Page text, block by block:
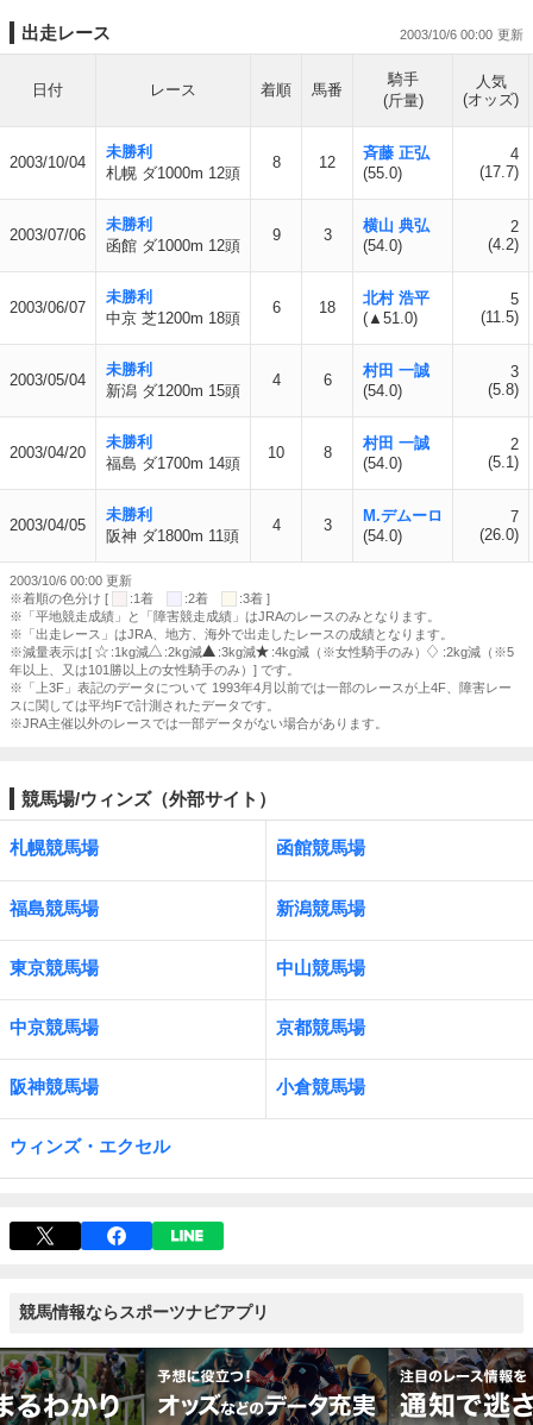
出走レース 2003/10/6 00:00
日付 レース 着順 馬番
騎手
(斤量)
人気
(オッズ)
2003/10/04
未勝利
札幌 ダ1000m 12頭
8 12
斉藤 正弘
(55.0)
4
(17.7)
2003/07/06
未勝利
函館 ダ1000m 12頭
9 3
横山 典弘
(54.0)
2
(4.2)
2003/06/07
未勝利
中京 芝1200m 18頭
6 18
北村 浩平
(▲51.0)
5
(11.5)
2003/05/04
未勝利
新潟 ダ1200m 15頭
4 6
村田 一誠
(54.0)
3
(5.8)
2003/04/20
未勝利
福島 ダ1700m 14頭
10 8
村田 一誠
(54.0)
2
(5.1)
2003/04/05
未勝利
阪神 ダ1800m 11頭
4 3
M.デムーロ
(54.0)
7
(26.0)
2003/10/6 00:00 更新
※着順の色分け [
:1着 :2着
:3着 ]
※「平地競走成績」と「障害競走成績」はJRAのレースのみとなります。
※「出走レース」はJRA、地方、海外で出走したレースの成績となります。
※減量表示は[
:1kg減 :2kg減 :3kg減 :4kg減（※女性騎手のみ）
:2kg減（※5
年以上、又は101勝以上の女性騎手のみ）] です。
※「上3F」表記のデータについて 1993年4月以前では一部のレースが上4F、障害レー
スに関しては平均Fで計測されたデータです。
※JRA主催以外のレースでは一部データがない場合があります。
競馬場/ウィンズ（外部サイト）
札幌競馬場 函館競馬場
福島競馬場 新潟競馬場
東京競馬場 中山競馬場
中京競馬場 京都競馬場
阪神競馬場 小倉競馬場
ウィンズ・エクセル
競馬情報ならスポーツナビアプリ